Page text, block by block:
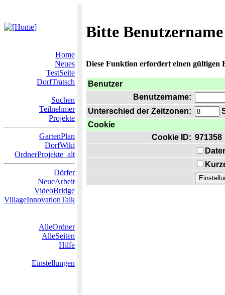
Bitte
Home
Neues
TestSeite
DorfTratsch
Suchen
Teilnehmer
Projekte
GartenPlan
DorfWiki
OrdnerProjekte_alt
Dörfer
NeueArbeit
VideoBridge
VillageInnovationTalk
AlleOrdner
AlleSeiten
Hilfe
Einstellungen
Diese Funktion erfordert einen gültigen
Benutzer
Benutzername:
Unterschied der Zeitzonen:
Cookie
Cookie ID: 971358